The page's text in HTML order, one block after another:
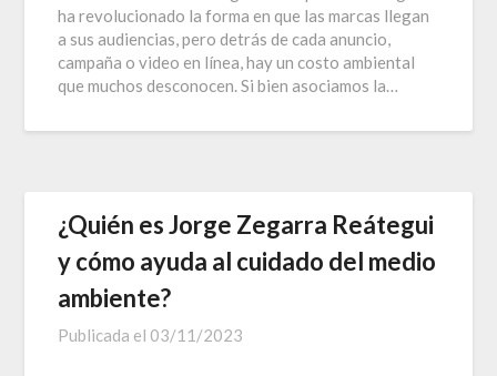
ha revolucionado la forma en que las marcas llegan
a sus audiencias, pero detrás de cada anuncio,
campaña o video en línea, hay un costo ambiental
que muchos desconocen. Si bien asociamos la…
¿Quién es Jorge Zegarra Reátegui
y cómo ayuda al cuidado del medio
ambiente?
Publicada el 03/11/2023